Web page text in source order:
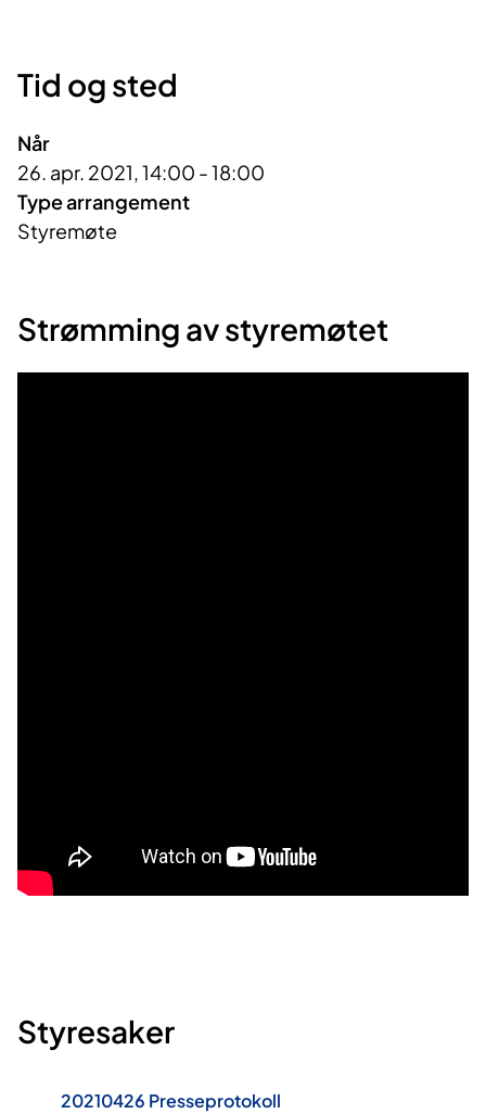
Tid og sted
Når
26. apr. 2021, 14:00 - 18:00
Type arrangement
Styremøte
Strømming av styremøtet
Styresaker
20210426 Presseprotokoll